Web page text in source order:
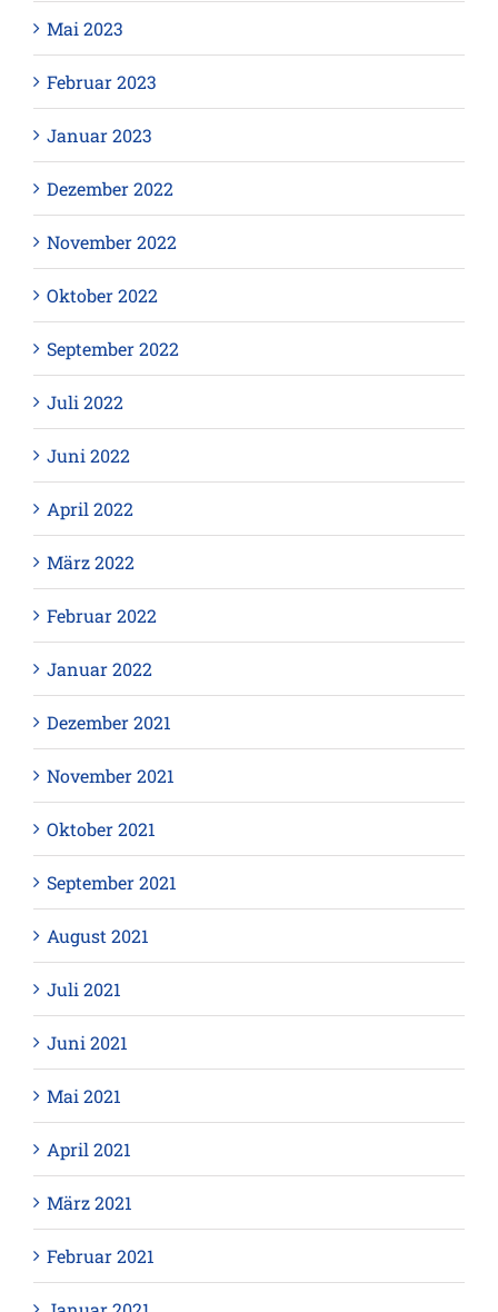
Mai 2023
Februar 2023
Januar 2023
Dezember 2022
November 2022
Oktober 2022
September 2022
Juli 2022
Juni 2022
April 2022
März 2022
Februar 2022
Januar 2022
Dezember 2021
November 2021
Oktober 2021
September 2021
August 2021
Juli 2021
Juni 2021
Mai 2021
April 2021
März 2021
Februar 2021